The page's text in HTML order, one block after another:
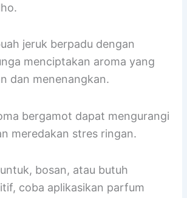
jeruk berpadu dengan
menciptakan aroma yang
dan menenangkan.
bergamot dapat mengurangi
meredakan stres ringan.
bosan, atau butuh
coba aplikasikan parfum